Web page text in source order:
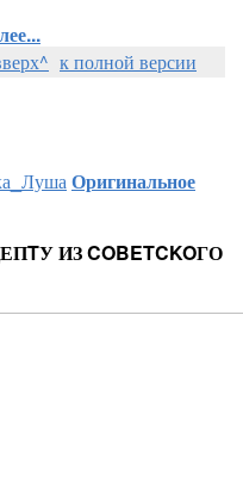
к полной версии
Оригинальное
ИЗ COBETCKOГО